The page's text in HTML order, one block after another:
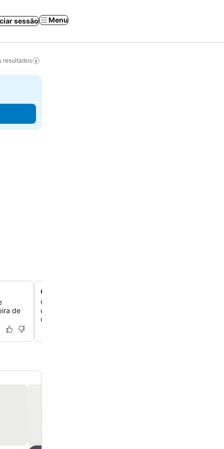
sessão Menu
resultados
de
Café da manhã caseiro com delícias locais
Comece o seu dia com um delicioso buffet de café da
que inclui iguarias locais e opções frescas, servido
café do local.